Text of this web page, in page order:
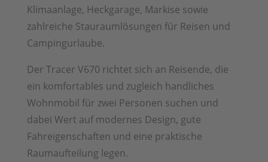
Klimaanlage, Heckgarage, Markise sowie
zahlreiche Stauraumlösungen für Reisen und
Campingurlaube.
Der Tracer V670 richtet sich an Reisende, die
ein komfortables und zugleich handliches
Wohnmobil für zwei Personen suchen und
dabei Wert auf modernes Design, gute
Fahreigenschaften und eine praktische
Raumaufteilung legen.